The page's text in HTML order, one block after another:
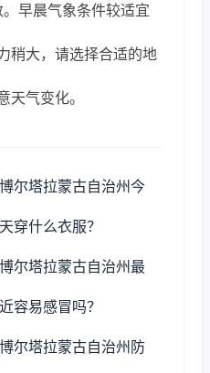
早晨气象条件较适宜
稍大，请选择合适的地
天气变化。
博尔塔拉蒙古自治州今
天穿什么衣服？
博尔塔拉蒙古自治州最
近容易感冒吗？
博尔塔拉蒙古自治州防